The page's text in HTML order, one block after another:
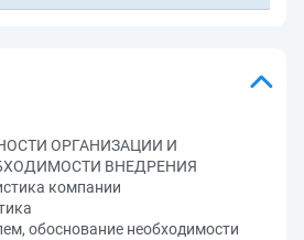
ОРГАНИЗАЦИИ И
ВНЕДРЕНИЯ
компании
обоснование необходимости